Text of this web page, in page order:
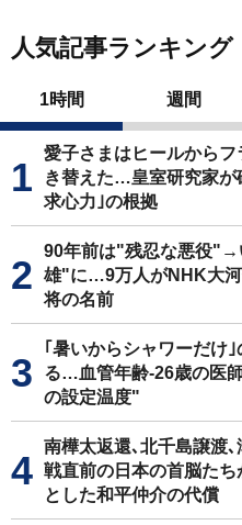
人気記事ランキング
1時間 週間
愛子さまはヒールから
き替えた…皇室研究家が
求心力｣の根拠
90年前は"残忍な悪役"→
雄"に…9万人がNHK大
将の名前
｢暑いからシャワーだけ
る…血管年齢-26歳の医
の設定温度"
南樺太返還､北千島譲渡
戦直前の日本の首脳たち
とした和平仲介の代償